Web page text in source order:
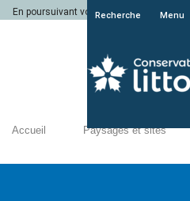
En poursuivant votre navigation sur le
Recherche Menu
Accueil Paysages et sites